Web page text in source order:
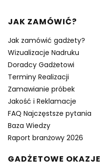
Linki w stopce
JAK ZAMÓWIĆ?
Jak zamówić gadżety?
Wizualizacje Nadruku
Doradcy Gadżetowi
Terminy Realizacji
Zamawianie próbek
Jakość i Reklamacje
FAQ Najczęstsze pytania
Baza Wiedzy
Raport branżowy 2026
GADŻETOWE OKAZJE